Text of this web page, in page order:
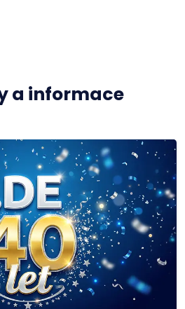
a informace